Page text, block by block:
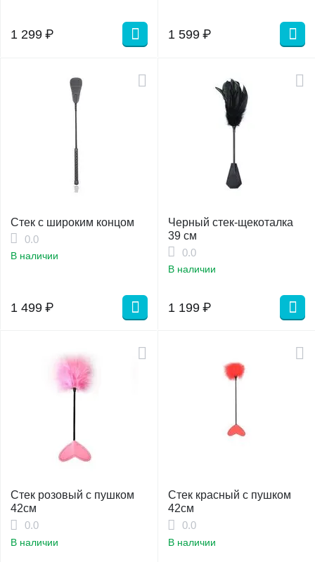
1 299 ₽ 1 599 ₽
Стек с широким концом
0.0
В наличии
1 499 ₽
Черный стек-щекоталка
39 см
0.0
В наличии
1 199 ₽
Стек розовый с пушком
42см
0.0
В наличии
Стек красный с пушком
42см
0.0
В наличии